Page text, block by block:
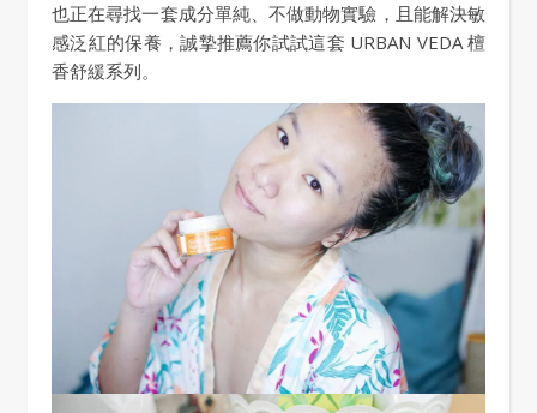
也正在尋找一套成分單純、不做動物實驗，且能解決敏
感泛紅的保養，誠摯推薦你試試這套 URBAN VEDA 檀
香舒緩系列。